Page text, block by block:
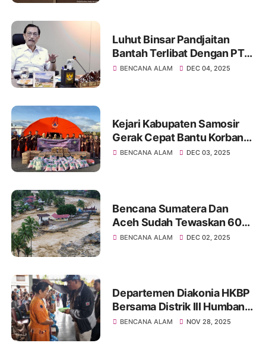
Luhut Binsar Pandjaitan
Bantah Terlibat Dengan PT
Toba Pulp Lestari
BENCANA ALAM DEC 04, 2025
Kejari Kabupaten Samosir
Gerak Cepat Bantu Korban
Banjir Dan Longsor Tapanuli
BENCANA ALAM DEC 03, 2025
Bencana Sumatera Dan
Aceh Sudah Tewaskan 604
Orang, Korban Hilang Capai
BENCANA ALAM DEC 02, 2025
Departemen Diakonia HKBP
Bersama Distrik III Humbang
Salurkan Bantuan Korban
BENCANA ALAM NOV 28, 2025